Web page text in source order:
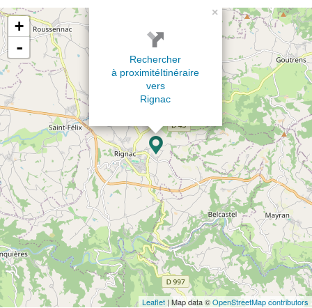
×
Rechercher
à proximitéItinéraire
vers
Rignac
+
-
Leaflet | Map data ©OpenStreetMap contributors